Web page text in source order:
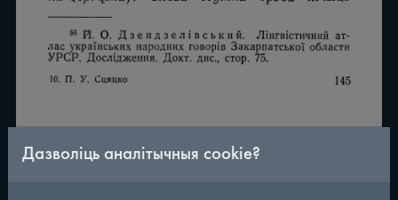
Дазволіць аналітычныя cookie?